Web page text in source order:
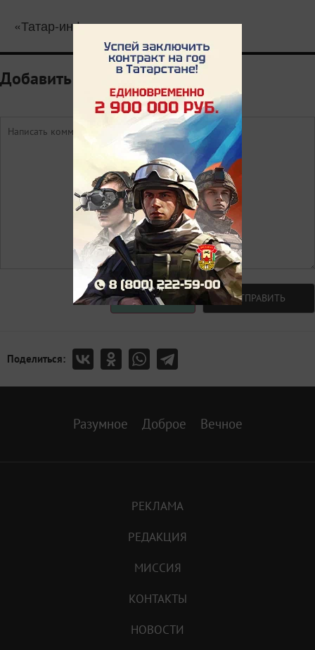
«Татар-информ»
Добавить комментарий
Авторизоваться ОТПРАВИТЬ
Поделиться:
Разумное Доброе Вечное
РЕКЛАМА
РЕДАКЦИЯ
МИССИЯ
КОНТАКТЫ
НОВОСТИ